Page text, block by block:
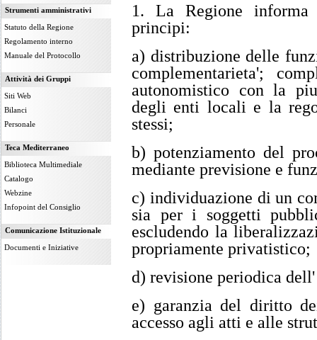
Strumenti amministrativi
Statuto della Regione
Regolamento interno
Manuale del Protocollo
Attività dei Gruppi
Siti Web
Bilanci
Personale
Teca Mediterraneo
Biblioteca Multimediale
Catalogo
Webzine
Infopoint del Consiglio
Comunicazione Istituzionale
Documenti e Iniziative
1. La Regione
principi:
a) distribuzione delle
complementarieta';
autonomistico con la
degli enti locali e la
stessi;
b) potenziamento del
mediante previsione e
c) individuazione di un
sia per i soggetti
escludendo la
propriamente privatistico;
d) revisione periodica
e) garanzia del diritto
accesso agli atti e alle